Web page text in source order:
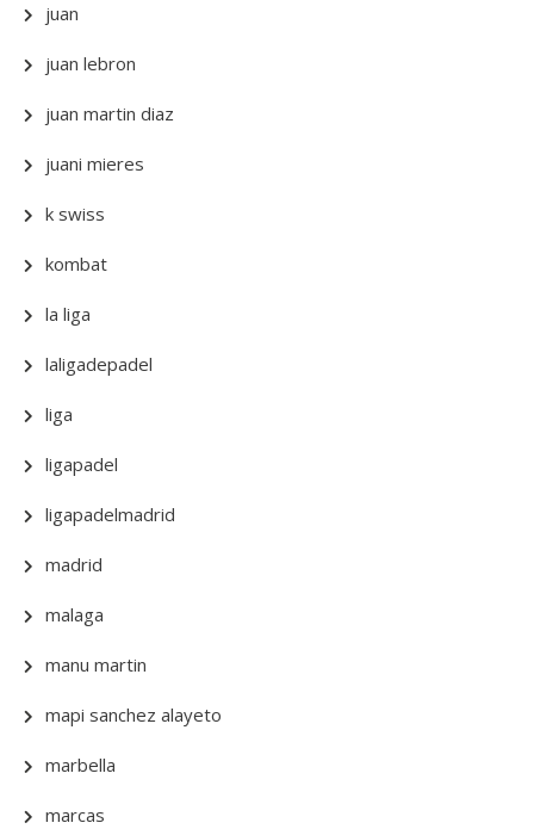
juan
juan lebron
juan martin diaz
juani mieres
k swiss
kombat
la liga
laligadepadel
liga
ligapadel
ligapadelmadrid
madrid
malaga
manu martin
mapi sanchez alayeto
marbella
marcas